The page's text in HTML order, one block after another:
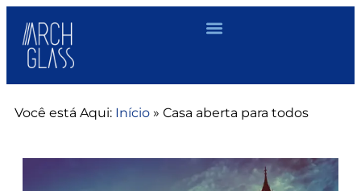
Você está Aqui: Início » Casa aberta para todos